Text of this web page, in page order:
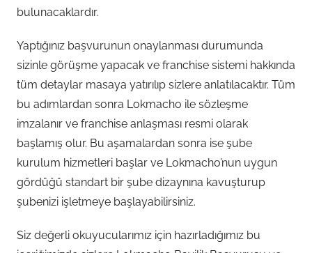
bulunacaklardır.
Yaptığınız başvurunun onaylanması durumunda
sizinle görüşme yapacak ve franchise sistemi hakkında
tüm detaylar masaya yatırılıp sizlere anlatılacaktır. Tüm
bu adımlardan sonra Lokmacho ile sözleşme
imzalanır ve franchise anlaşması resmi olarak
başlamış olur. Bu aşamalardan sonra ise şube
kurulum hizmetleri başlar ve Lokmacho’nun uygun
gördüğü standart bir şube dizaynına kavuşturup
şubenizi işletmeye başlayabilirsiniz.
Siz değerli okuyucularımız için hazırladığımız bu